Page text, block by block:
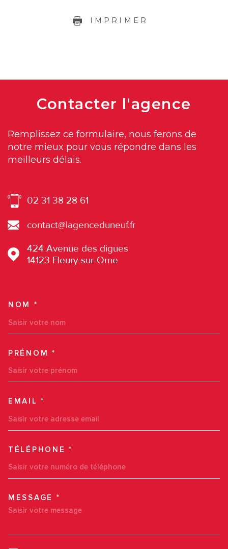
IMPRIMER
Contacter l'agence
Remplissez ce formulaire, nous ferons de
notre mieux pour vous répondre dans les
meilleurs délais.
02 31 38 28 61
contact@lagenceduneuf.fr
424 Avenue des digues
14123
Fleury-sur-Orne
NOM *
PRÉNOM *
EMAIL *
TÉLÉPHONE *
MESSAGE *